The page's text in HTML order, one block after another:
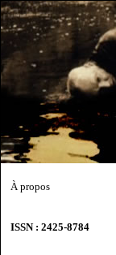
À propos
ISSN : 2425-8784